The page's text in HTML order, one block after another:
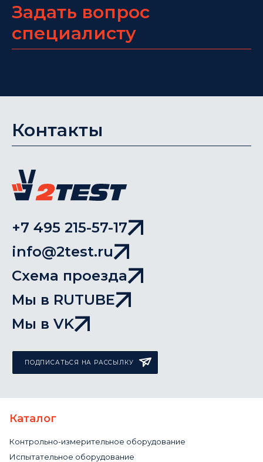
Задать вопрос
специалисту
Контакты
+7 495 215-57-17
info@2test.ru
Схема проезда
Мы в RUTUBE
Мы в VK
ПОДПИСАТЬСЯ НА РАССЫЛКУ
Каталог
Контрольно-измерительное оборудование
Испытательное оборудование